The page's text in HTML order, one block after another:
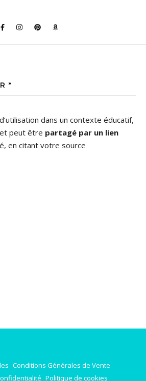
*
dans un contexte éducatif,
peut être partagé par un lien
en citant votre source
Conditions Générales de Vente
Politique de cookies